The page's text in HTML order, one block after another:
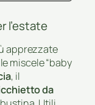
l’estate
apprezzate
miscele “baby
, il
da